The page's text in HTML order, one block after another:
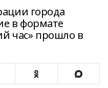
города
в формате
час» прошло в